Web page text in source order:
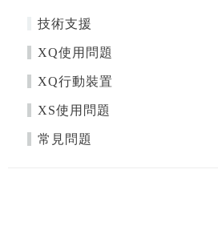
技術支援
XQ使用問題
XQ行動裝置
XS使用問題
常見問題